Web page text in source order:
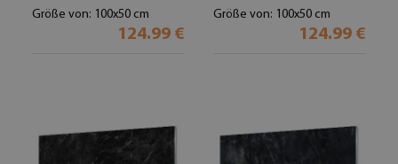
Größe von: 100x50 cm
124.99 €
Größe von: 100x50 cm
124.99 €